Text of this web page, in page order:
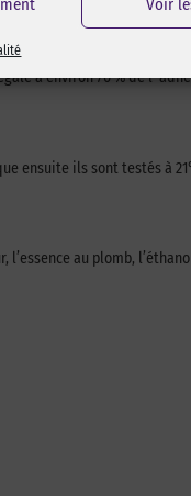
à environ 70 % de l’
ils sont testés à
au plomb,